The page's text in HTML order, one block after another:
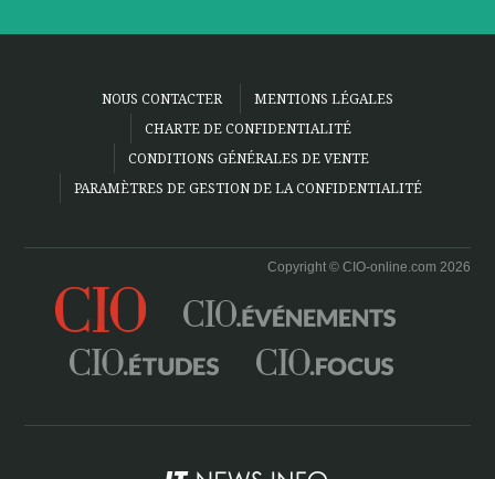
NOUS CONTACTER
MENTIONS LÉGALES
CHARTE DE CONFIDENTIALITÉ
CONDITIONS GÉNÉRALES DE VENTE
PARAMÈTRES DE GESTION DE LA CONFIDENTIALITÉ
Copyright © CIO-online.com 2026